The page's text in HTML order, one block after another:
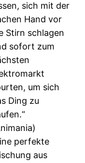
sich mit der
Hand vor
Stirn schlagen
sofort zum
um sich
Ding zu
perfekte
aus